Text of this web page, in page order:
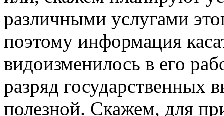
различными услугами
поэтому информация
видоизменилось в его
разряд государственных
полезной. Скажем, для